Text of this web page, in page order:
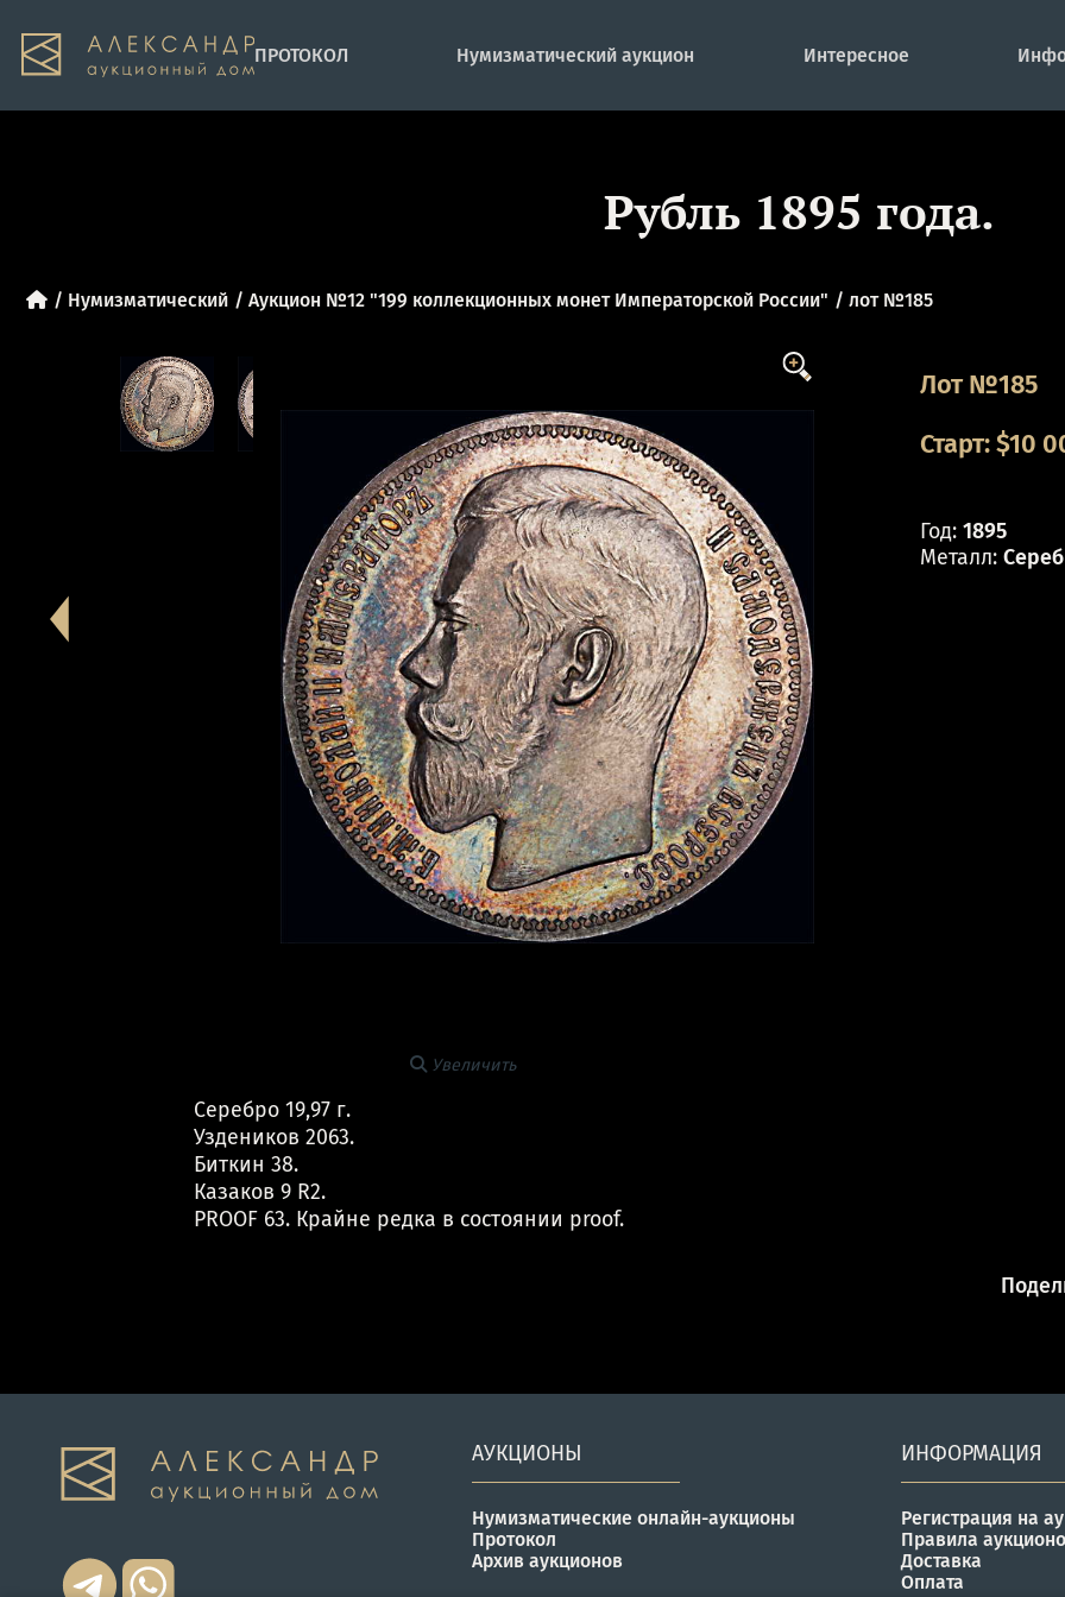
ПРОТОКОЛ Нумизматический аукцион Интересное
Рубль 1895 года.
Нумизматический Аукцион №12 "199 коллекционных монет Императорской России" лот №185
Увеличить
Лот №185
Старт:$10
Год: 1895
Металл:
Серебро 19,97 г.
Уздеников 2063.
Биткин 38.
Казаков 9 R2.
PROOF 63. Крайне редка в состоянии proof.
АУКЦИОНЫ
Нумизматические онлайн-аукционы
Протокол
Архив аукционов
ИНФОРМАЦИЯ
Регистрация на
Правила
Доставка
Оплата